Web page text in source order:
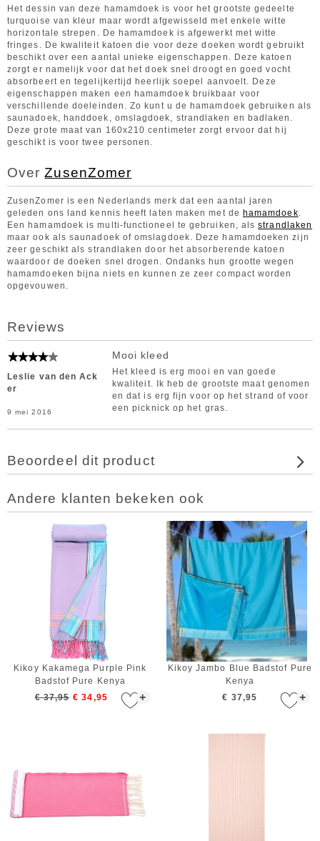
Het dessin van deze hamamdoek is voor het grootste gedeelte
turquoise van kleur maar wordt afgewisseld met enkele witte
horizontale strepen. De hamamdoek is afgewerkt met witte
fringes. De kwaliteit katoen die voor deze doeken wordt gebruikt
beschikt over een aantal unieke eigenschappen. Deze katoen
zorgt er namelijk voor dat het doek snel droogt en goed vocht
absorbeert en tegelijkertijd heerlijk soepel aanvoelt. Deze
eigenschappen maken een hamamdoek bruikbaar voor
verschillende doeleinden. Zo kunt u de hamamdoek gebruiken als
saunadoek, handdoek, omslagdoek, strandlaken en badlaken.
Deze grote maat van 160x210 centimeter zorgt ervoor dat hij
geschikt is voor twee personen.
OverZusenZomer
ZusenZomer is een Nederlands merk dat een aantal jaren
geleden ons land kennis heeft laten maken met de hamamdoek.
Een hamamdoek is multi-functioneel te gebruiken, alsstrandlaken
maar ook als saunadoek of omslagdoek. Deze hamamdoeken zijn
zeer geschikt als strandlaken door het absorberende katoen
waardoor de doeken snel drogen. Ondanks hun grootte wegen
hamamdoeken bijna niets en kunnen ze zeer compact worden
opgevouwen.
Reviews
Leslie van den Ack
er
9 mei 2016
Mooi kleed
Het kleed is erg mooi en van goede
kwaliteit. Ik heb de grootste maat genomen
en dat is erg fijn voor op het strand of voor
een picknick op het gras.
Beoordeel dit product
Andere klanten bekeken ook
+
Kikoy Kakamega Purple Pink
Badstof Pure Kenya
€ 37,95 € 34,95 +
Kikoy Jambo Blue Badstof Pure
Kenya
€ 37,95